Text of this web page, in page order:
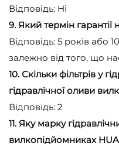
Відповідь: Ні
9. Який термін гарантії
Відповідь: 5 років або
залежно від того, що
10. Скільки фільтрів у
гідравлічної оливи
Відповідь: 2
11. Яку марку
вилкопідйомниках